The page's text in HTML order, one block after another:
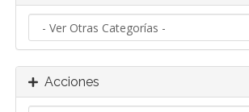
Acciones